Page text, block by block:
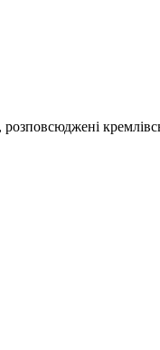
розповсюджені